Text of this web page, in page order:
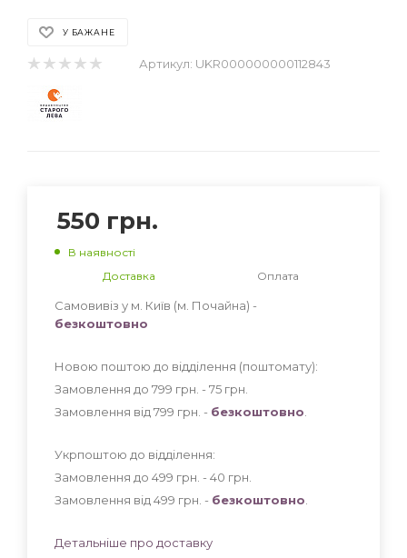
У БАЖАНЕ
Артикул: UKR000000000112843
550 грн.
В наявності
Доставка
Оплата
Самовивіз у м. Київ (м. Почайна) -
безкоштовно
Новою поштою до відділення (поштомату):
Замовлення до 799 грн. - 75 грн
Замовлення від 799 грн. - безкоштовно
Укрпоштою до відділення:
Замовлення до 499 грн. - 40 грн
Замовлення від 499 грн. - безкоштовно
Детальніше про доставку